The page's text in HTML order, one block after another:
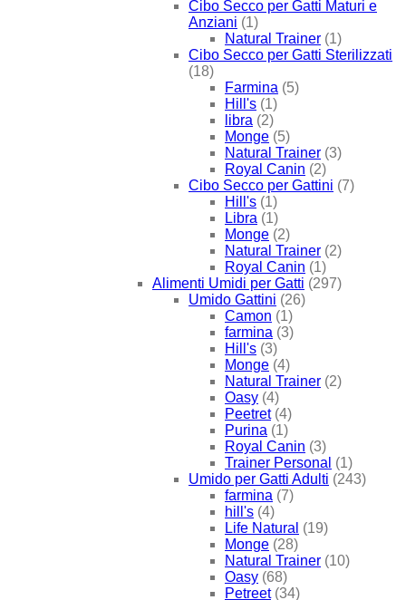
Cibo Secco per Gatti Maturi e
Anziani (1)
Natural Trainer (1)
Cibo Secco per Gatti Sterilizzati
(18)
Farmina (5)
Hill's (1)
libra (2)
Monge (5)
Natural Trainer (3)
Royal Canin (2)
Cibo Secco per Gattini (7)
Hill's (1)
Libra (1)
Monge (2)
Natural Trainer (2)
Royal Canin (1)
Alimenti Umidi per Gatti (297)
Umido Gattini (26)
Camon (1)
farmina (3)
Hill's (3)
Monge (4)
Natural Trainer (2)
Oasy (4)
Peetret (4)
Purina (1)
Royal Canin (3)
Trainer Personal (1)
Umido per Gatti Adulti (243)
farmina (7)
hill's (4)
Life Natural (19)
Monge (28)
Natural Trainer (10)
Oasy (68)
Petreet (34)